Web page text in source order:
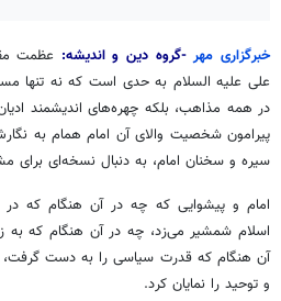
خبرگزاری مهر-گروه دین و اندیشه: عظمت
علی علیه السلام به حدی است که نه تنها
در همه مذاهب، بلکه چهره‌های اندیشمند
پیرامون شخصیت والای آن امام همام به
سیره و سخنان امام، به دنبال نسخه‌ای برای
امام و پیشوایی که چه در آن هنگام که در
اسلام شمشیر می‌زد، چه در آن هنگام که
آن هنگام که قدرت سیاسی را به دست گرفت،
و توحید را نمایان کرد.